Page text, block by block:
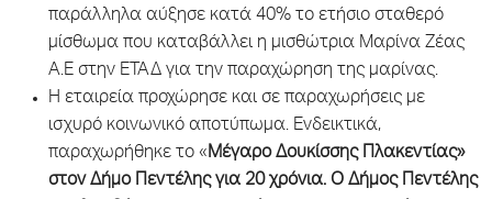
παράλληλα αύξησε κατά 40% το ετήσιο σταθερό
μίσθωμα που καταβάλλει η μισθώτρια Μαρίνα Ζέας
Α.Ε στην ΕΤΑΔ για την παραχώρηση της μαρίνας.
Η εταιρεία προχώρησε και σε παραχωρήσεις με
ισχυρό κοινωνικό αποτύπωμα. Ενδεικτικά,
παραχωρήθηκε το «Μέγαρο Δουκίσσης Πλακεντίας»
στον Δήμο Πεντέλης για 20 χρόνια. Ο Δήμος Πεντέλης